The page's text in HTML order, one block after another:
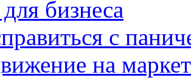
бизнеса
с
на